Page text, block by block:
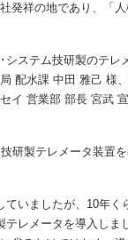
発祥の地であり、「人
ステム技研製のテレ
配水課 中田 雅己 様
イ 営業部 部長 宮武
研製テレメータ装置
いましたが、10年く
レメータを導入しま